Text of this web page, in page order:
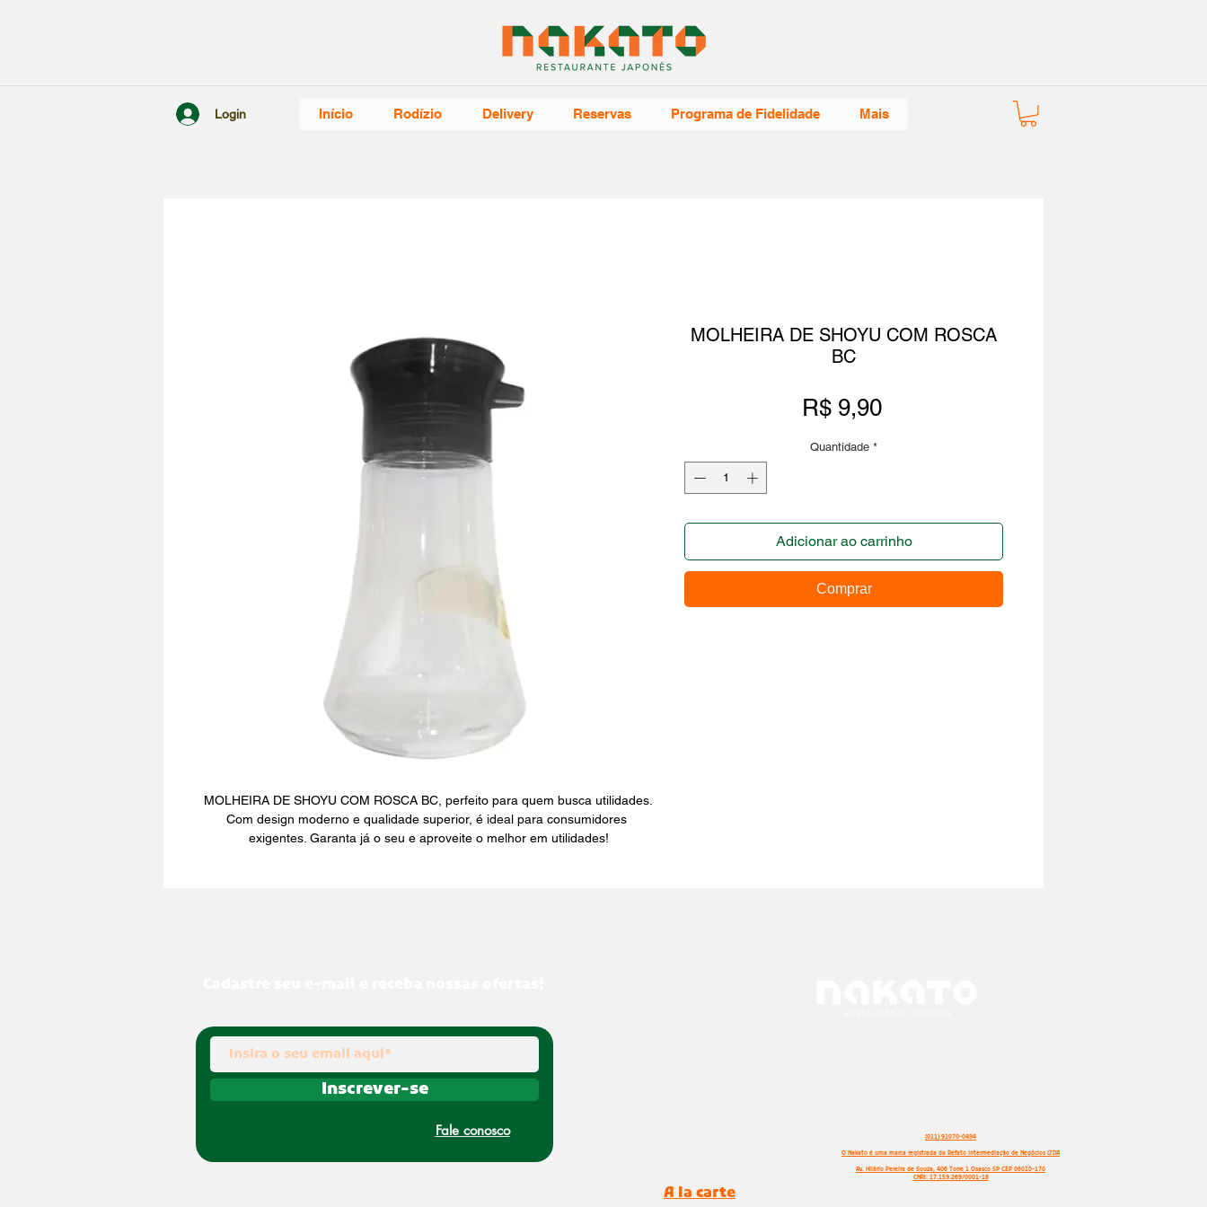
Login Início Rodízio Delivery Reservas Programa de Fidelidade Mais
MOLHEIRA DE SHOYU COM ROSCA BC, perfeito para quem busca utilidades.
Com design moderno e qualidade superior, é ideal para consumidores
exigentes. Garanta já o seu e aproveite o melhor em utilidades!
MOLHEIRA DE SHOYU COM ROSCA
BC
R$ 9,90Preço
Quantidade *
Adicionar ao carrinho
Comprar
Inscrever-se
Fale conosco (011) 91070-0494
O Nakato é uma marca registrada da Refato Intermediação de Negócios LTDA
Av. Hilário Pereira de Souza, 406 Torre 1 Osasco SP CEP 06010-170
CNPJ: 17.159.269/0001-18
A la carte